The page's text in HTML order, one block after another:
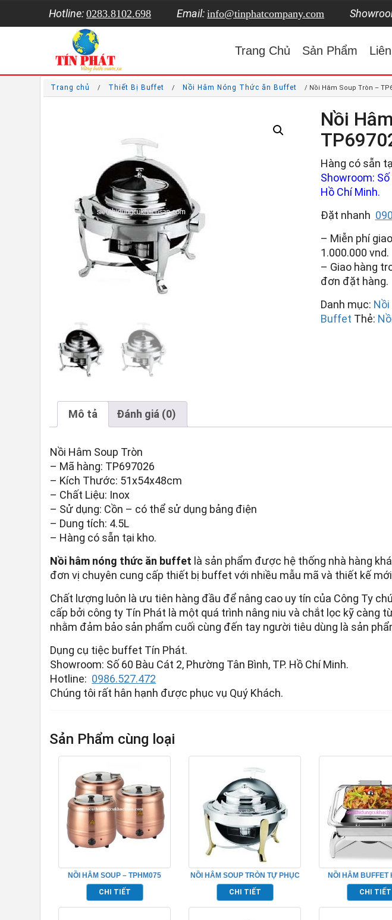
Hotline: 0283.8102.698 Email: info@tinphatcompany.com
Trang Chủ Sản Phẩm
Trang chủ / Thiết Bị Buffet / Nồi Hâm Nóng Thức ăn Buffet / Nồi Hâm Soup Tròn –
Nồi
Hàng có sẵn
Showroom: Số
Hồ Chí Minh.
Đặt nhanh
– Miễn phí
1.000.000 vnd.
– Giao hàng
đơn đặt hàng.
Danh mục:
Buffet Thẻ:
Mô tả Đánh giá (0)
Nồi Hâm Soup Tròn
– Mã hàng: TP697026
– Kích Thước: 51x54x48cm
– Chất Liệu: Inox
– Sử dụng: Cồn – có thể sử dụng bảng điện
– Dung tích: 4.5L
– Hàng có sẵn tại kho.
Nồi hâm nóng thức ăn buffet là sản phẩm được hệ thống nhà hàng
đơn vị chuyên cung cấp thiết bị buffet với nhiều mẫu mã và thiết kế
Chất lượng luôn là ưu tiên hàng đầu để nâng cao uy tín của Công Ty
cấp bởi công ty Tín Phát là một quá trình nâng niu và chắt lọc kỹ càng
nhằm đảm bảo sản phẩm cuối cùng đến tay người tiêu dùng là sản
Dụng cụ tiệc buffet Tín Phát.
Showroom: Số 60 Bàu Cát 2, Phường Tân Bình, TP. Hồ Chí Minh.
Hotline: 0986.527.472
Chúng tôi rất hân hạnh được phục vụ Quý Khách.
Sản Phẩm cùng loại
NỒI HÂM SOUP – TPHM075
CHI TIẾT
NỒI HÂM SOUP TRÒN TỰ PHỤC
VỤ NHÀ HÀNG BUFFET –
TP697030
CHI TIẾT
NỒI HÂM BUFFET
NẮP KIẾNG
CHI TIẾT